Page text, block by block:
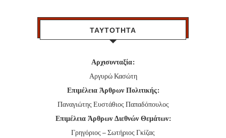
ΤΑΥΤΟΤΗΤΑ
Αρχισυνταξία:
Αργυρώ Κασώτη
Επιμέλεια Άρθρων Πολιτικής:
Παναγιώτης Ευστάθιος Παπαδόπουλος
Επιμέλεια Άρθρων Διεθνών Θεμάτων:
Γρηγόριος – Σωτήριος Γκίζας